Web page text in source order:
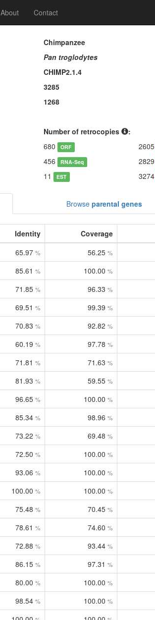
About Contact
Chimpanzee
Pan troglodytes
CHIMP2.1.4
3285
1268
Number of retrocopies
:
680 ORF 2605
456 RNA-Seq 2829
11 EST 3274
Browse parental genes
Identity Coverage
65.97 % 56.25 %
85.61 % 100.00 %
71.85 % 96.33 %
69.51 % 99.39 %
70.83 % 92.82 %
60.19 % 97.78 %
71.81 % 71.63 %
81.93 % 59.55 %
96.65 % 100.00 %
85.34 % 98.96 %
73.22 % 69.48 %
72.50 % 100.00 %
93.06 % 100.00 %
100.00 % 100.00 %
75.48 % 70.45 %
78.61 % 74.60 %
72.88 % 93.44 %
86.15 % 97.31 %
80.00 % 100.00 %
98.54 % 100.00 %